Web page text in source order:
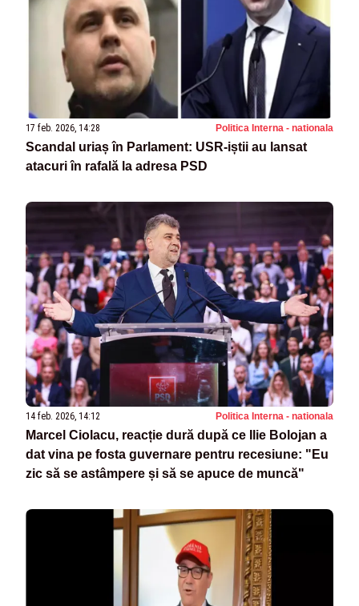
17 feb. 2026, 14:28 Politica Interna - nationala
Scandal uriaș în Parlament: USR-iștii au lansat
atacuri în rafală la adresa PSD
14 feb. 2026, 14:12 Politica Interna - nationala
Marcel Ciolacu, reacție dură după ce Ilie Bolojan a
dat vina pe fosta guvernare pentru recesiune: "Eu
zic să se astâmpere și să se apuce de muncă"